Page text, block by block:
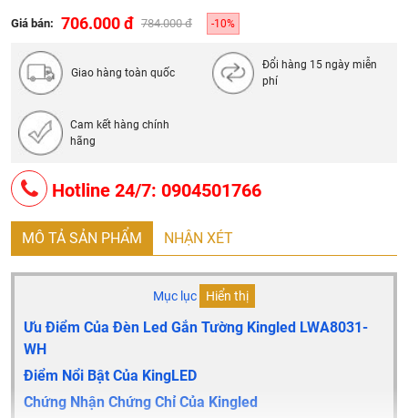
Tiêu Chuẩn: IP 65
Tuổi Thọ: 50.000 giờ
Bảo Hành
Quy cách đóng gói: 20 chiếc/thùng
Giá bán: 706.000 đ 784.000 đ -10%
Giao hàng toàn quốc
Đổi hàng 15 ngày miễn
phí
Cam kết hàng chính
hãng
Hotline 24/7: 0904501766
MÔ TẢ SẢN PHẨM NHẬN XÉT
Mục lục Hiển thị
Ưu Điểm Của Đèn Led Gắn Tường Kingled LWA8031-
WH
Điểm Nổi Bật Của KingLED
Chứng Nhận Chứng Chỉ Của Kingled